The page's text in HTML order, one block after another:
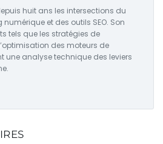
huit ans les intersections du
et des outils SEO. Son
tels que les stratégies de
des moteurs de
une analyse technique des leviers